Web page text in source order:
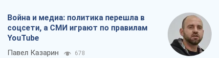
Война и медиа: политика перешла в
соцсети, а СМИ играют по правилам
YouTube
Павел Казарин 678